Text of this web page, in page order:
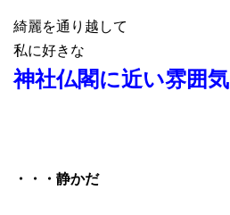
綺麗を通り越して
私に好きな
神社仏閣に近い雰囲気
・・・静かだ